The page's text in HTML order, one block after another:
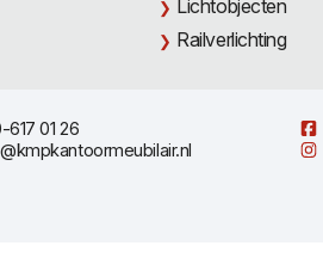
Lichtobjecten
Railverlichting
617 01 26